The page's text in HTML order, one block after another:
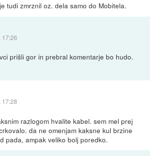
tudi zmrznil oz. dela samo do Mobitela.
17:26
prišli gor in prebral komentarje bo hudo.
17:28
razlogom hvalite kabel. sem mel prej
da ne omenjam kaksne kul brzine
pada, ampak veliko bolj poredko.